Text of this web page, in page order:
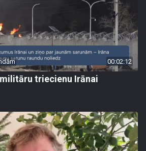
00:02:12
triecienu Irānai